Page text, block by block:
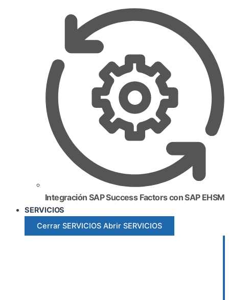
Integración SAP Success Factors con SAP EHSM
SERVICIOS
Cerrar SERVICIOS Abrir SERVICIOS